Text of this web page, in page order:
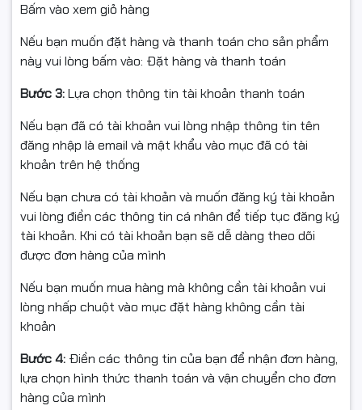
Quý khách quay video khi bóc hàng để làm bằng chứng
hoặc chưa biết cách dùng, vui lòng liên hệ trước khi
hoàn hàng để được hỗ trợ.
nhận, tránh hư hỏng, vỡ, hoặc thiếu linh kiện.
Chúng tôi chỉ nhận lại sản phẩm còn nguyên trạng, còn
giá trị sử dụng.
🙏 Cảm ơn Quý khách đã tin tưởng và ủng hộ sản phẩm
của chúng tôi.
#cameraImou #ImouIPCA32EPL #camera2K
Bấm vào xem giỏ hàng
Nếu bạn muốn đặt hàng và thanh toán cho sản phẩm
này vui lòng bấm vào: Đặt hàng và thanh toán
Bước 3:Lựa chọn thông tin tài khoản thanh toán
Nếu bạn đã có tài khoản vui lòng nhập thông tin tên
đăng nhập là email và mật khẩu vào mục đã có tài
khoản trên hệ thống
Nếu bạn chưa có tài khoản và muốn đăng ký tài khoản
vui lòng điền các thông tin cá nhân để tiếp tục đăng ký
tài khoản. Khi có tài khoản bạn sẽ dễ dàng theo dõi
được đơn hàng của mình
Nếu bạn muốn mua hàng mà không cần tài khoản vui
lòng nhấp chuột vào mục đặt hàng không cần tài
khoản
Bước 4: Điền các thông tin của bạn để nhận đơn hàng,
lựa chọn hình thức thanh toán và vận chuyển cho đơn
hàng của mình